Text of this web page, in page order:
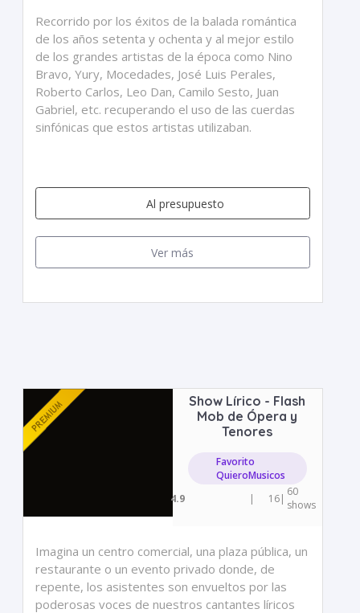
Recorrido por los éxitos de la balada romántica
de los años setenta y ochenta y al mejor estilo
de los grandes artistas de la época como Nino
Bravo, Yury, Mocedades, José Luis Perales,
Roberto Carlos, Leo Dan, Camilo Sesto, Juan
Gabriel, etc. recuperando el uso de las cuerdas
sinfónicas que estos artistas utilizaban.
Al presupuesto
Ver más
Show Lírico - Flash
Mob de Ópera y
Tenores
Favorito
QuieroMusicos
4.9
| 16| 60
shows
Imagina un centro comercial, una plaza pública, un
restaurante o un evento privado donde, de
repente, los asistentes son envueltos por las
poderosas voces de nuestros cantantes líricos